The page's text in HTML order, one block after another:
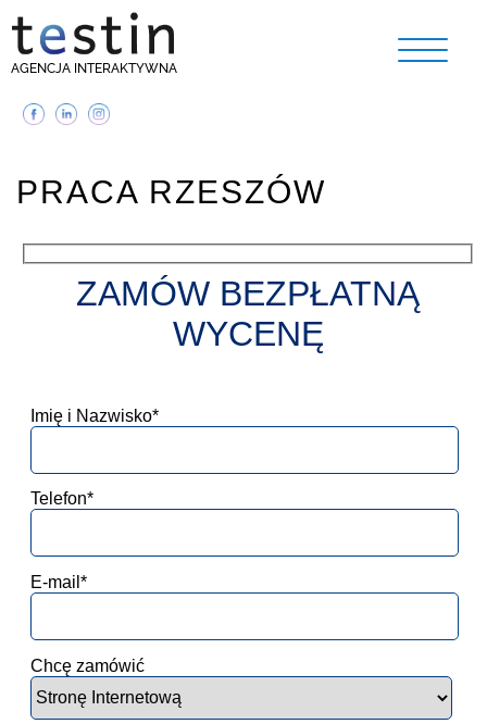
AGENCJA INTERAKTYWNA
PRACA RZESZÓW
ZAMÓW BEZPŁATNĄ
WYCENĘ
Imię i Nazwisko*
Telefon*
E-mail*
Chcę zamówić